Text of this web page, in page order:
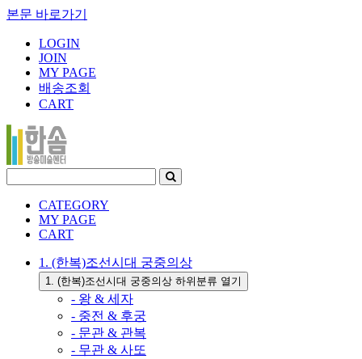
본문 바로가기
LOGIN
JOIN
MY PAGE
배송조회
CART
CATEGORY
MY PAGE
CART
1. (한복)조선시대 궁중의상
1. (한복)조선시대 궁중의상 하위분류 열기
- 왕 & 세자
- 중전 & 후궁
- 문관 & 관복
- 무관 & 사또